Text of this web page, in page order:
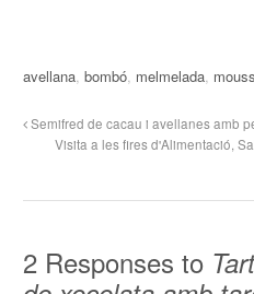
avellana,bombó, melmelada,
Semifred de cacau i avellanes amb
Visita a les fires d'Alimentació,
2 Responses to